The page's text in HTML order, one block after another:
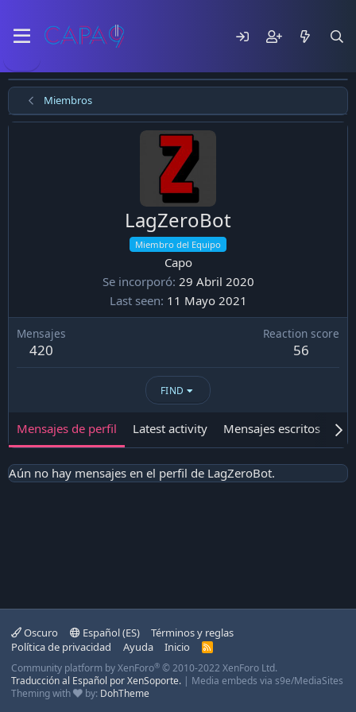
Miembros
LagZeroBot
Miembro del Equipo
Capo
Se incorporó 29 Abril 2020
Last seen 11 Mayo 2021
Mensajes
420
Reaction score
56
FIND
Mensajes de perfil Latest activity Mensajes escritos
Aún no hay mensajes en el perfil de LagZeroBot.
Oscuro Español (ES)
Términos y reglas
Política de privacidad
Ayuda Inicio
R
S
Community platform by XenForo® © 2010-2022 XenForo Ltd.
Traducción al Español por XenSoporte. | Media embeds via s9e/MediaSites
Theming with
by: DohTheme